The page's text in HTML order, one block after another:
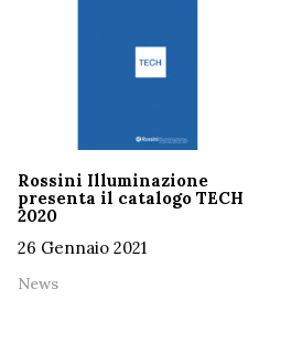
Rossini Illuminazione
presenta il catalogo TECH
2020
26 Gennaio 2021
News